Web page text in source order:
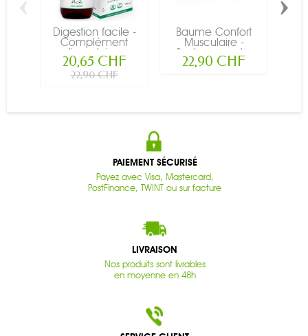
Digestion facile -
Complément
alimentaire...
20,65 CHF
22,90 CHF
Baume Confort
Musculaire -
Soulagement...
22,90 CHF
PAIEMENT SÉCURISÉ
Payez avec Visa, Mastercard,
PostFinance, TWINT ou sur facture
LIVRAISON
Nos produits sont livrables
en moyenne en 48h